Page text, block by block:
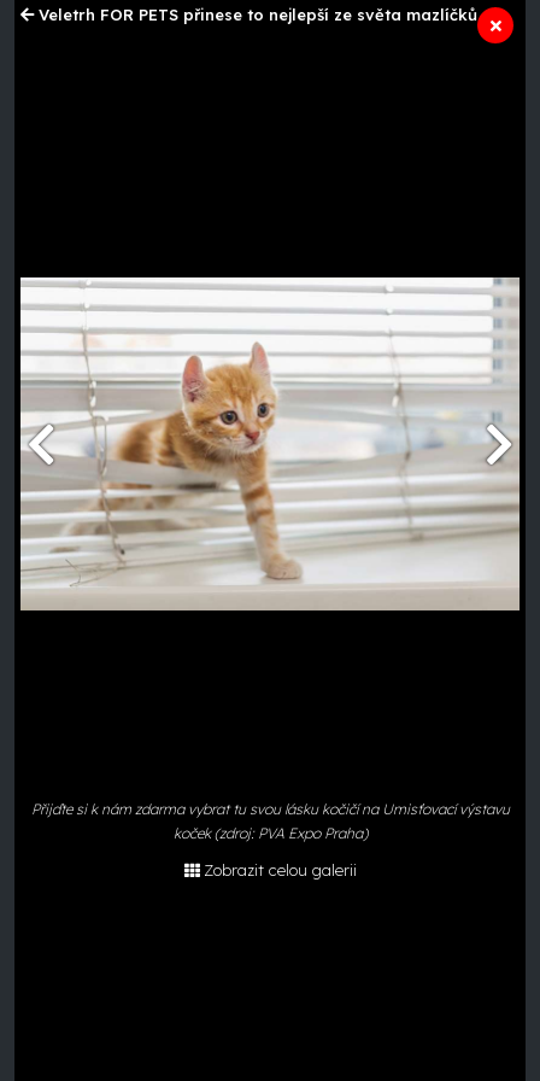
Veletrh FOR PETS přinese to nejlepší ze světa mazlíčků
Přijďte si k nám zdarma vybrat tu svou lásku kočičí na Umisťovací výstavu
koček (zdroj: PVA Expo Praha)
Zobrazit celou galerii